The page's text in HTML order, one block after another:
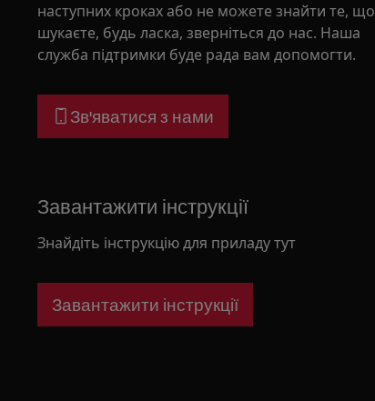
наступних кроках або не можете знайти те, що
шукаєте, будь ласка, зверніться до нас. Наша
служба підтримки буде рада вам допомогти.
Зв'яватися з нами
Завантажити інструкції
Знайдіть інструкцію для приладу тут
Завантажити інструкції